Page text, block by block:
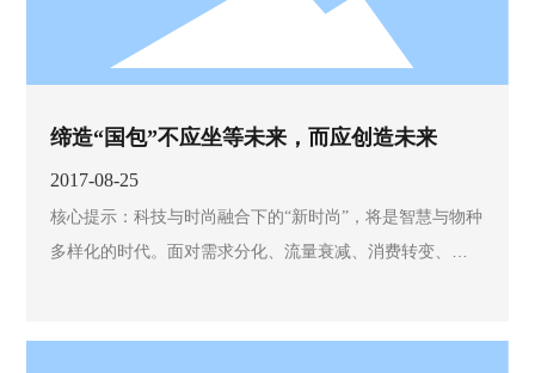
缔造“国包”不应坐等未来，而应创造未来
2017-08-25
核心提示：科技与时尚融合下的“新时尚”，将是智慧与物种
多样化的时代。面对需求分化、流量衰减、消费转变、数